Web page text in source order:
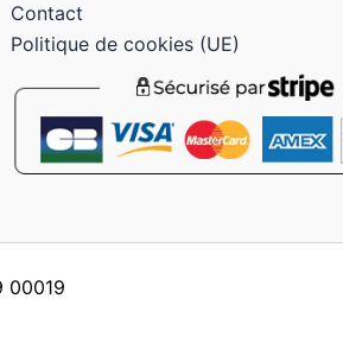
Contact
Politique de cookies (UE)
00019